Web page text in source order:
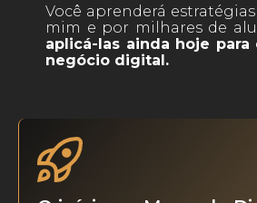
Você aprenderá
mim e por milhares de
aplicá-las ainda hoje para
negócio digital.